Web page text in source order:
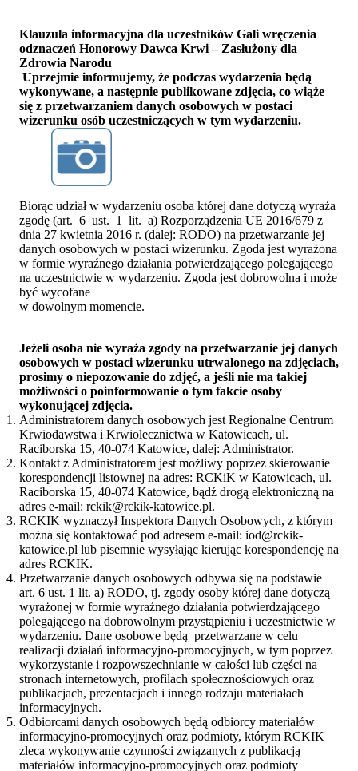
Klauzula informacyjna dla uczestników Gali wręczenia
odznaczeń Honorowy Dawca Krwi – Zasłużony dla
Zdrowia Narodu
Uprzejmie informujemy, że podczas wydarzenia będą
wykonywane, a następnie publikowane zdjęcia, co wiąże
się z przetwarzaniem danych osobowych w postaci
wizerunku osób uczestniczących w tym wydarzeniu.
Biorąc udział w wydarzeniu osoba której dane dotyczą wyraża
zgodę (art. 6 ust. 1 lit. a) Rozporządzenia UE 2016/679 z
dnia 27 kwietnia 2016 r. (dalej: RODO) na przetwarzanie jej
danych osobowych w postaci wizerunku. Zgoda jest wyrażona
w formie wyraźnego działania potwierdzającego polegającego
na uczestnictwie w wydarzeniu. Zgoda jest dobrowolna i może
być wycofane
w dowolnym momencie.
Jeżeli osoba nie wyraża zgody na przetwarzanie jej danych
osobowych w postaci wizerunku utrwalonego na zdjęciach,
prosimy o niepozowanie do zdjęć, a jeśli nie ma takiej
możliwości o poinformowanie o tym fakcie osoby
wykonującej zdjęcia.
Administratorem danych osobowych jest Regionalne Centrum
Krwiodawstwa i Krwiolecznictwa w Katowicach, ul.
Raciborska 15, 40-074 Katowice, dalej: Administrator.
Kontakt z Administratorem jest możliwy poprzez skierowanie
korespondencji listownej na adres: RCKiK w Katowicach, ul.
Raciborska 15, 40-074 Katowice, bądź drogą elektroniczną na
adres e-mail: rckik@rckik-katowice.pl.
RCKIK wyznaczył Inspektora Danych Osobowych, z którym
można się kontaktować pod adresem e-mail: iod@rckik-
katowice.pl lub pisemnie wysyłając kierując korespondencję na
adres RCKIK.
Przetwarzanie danych osobowych odbywa się na podstawie
art. 6 ust. 1 lit. a) RODO, tj. zgody osoby której dane dotyczą
wyrażonej w formie wyraźnego działania potwierdzającego
polegającego na dobrowolnym przystąpieniu i uczestnictwie w
wydarzeniu. Dane osobowe będą przetwarzane w celu
realizacji działań informacyjno-promocyjnych, w tym poprzez
wykorzystanie i rozpowszechnianie w całości lub części na
stronach internetowych, profilach społecznościowych oraz
publikacjach, prezentacjach i innego rodzaju materiałach
informacyjnych.
Odbiorcami danych osobowych będą odbiorcy materiałów
informacyjno-promocyjnych oraz podmioty, którym RCKIK
zleca wykonywanie czynności związanych z publikacją
materiałów informacyjno-promocyjnych oraz podmioty